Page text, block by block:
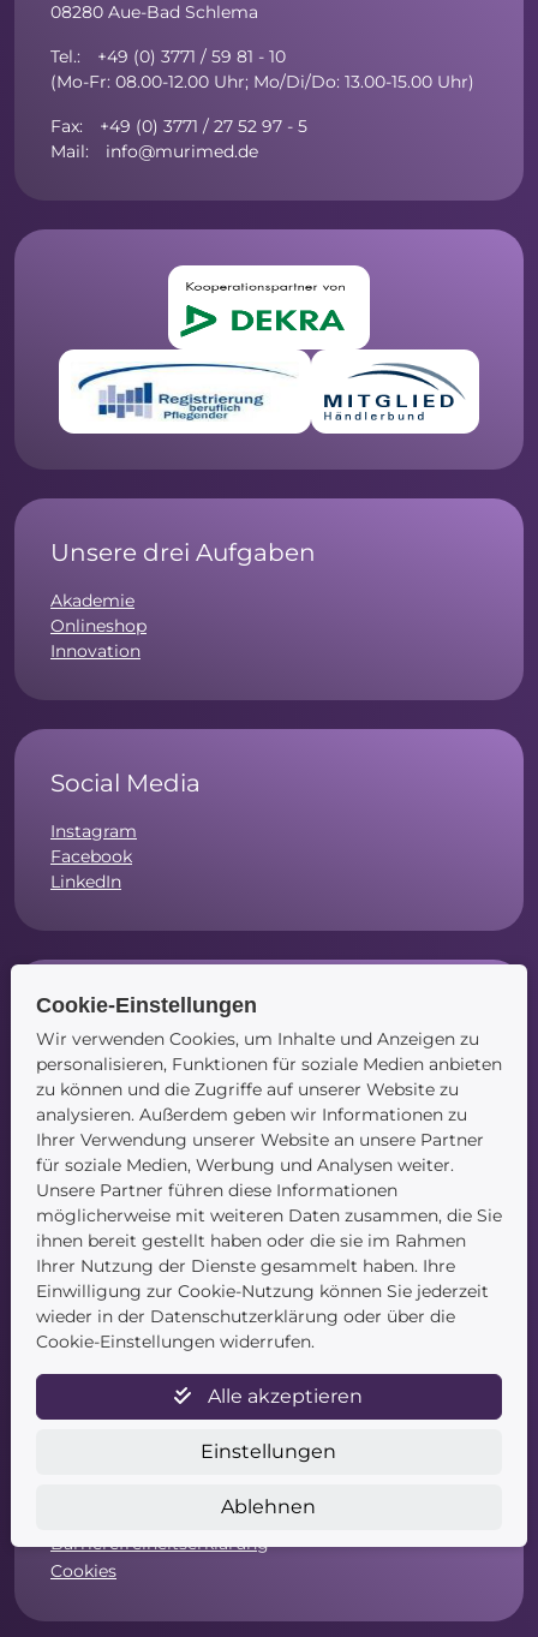
08280 Aue-Bad Schlema
Tel.: +49 (0) 3771 / 59 81 - 10
(Mo-Fr: 08.00-12.00 Uhr; Mo/Di/Do: 13.00-15.00 Uhr)
Fax: +49 (0) 3771 / 27 52 97 - 5
Mail: info@murimed.de
Unsere drei Aufgaben
Akademie
Onlineshop
Innovation
Social Media
Instagram
Facebook
LinkedIn
Navigation
Startseite
Blog
Kontakt
Service
Newsletter
Datenschutz
Widerrufsformular
Barrierefreiheitserklärung
Cookies
Cookie-Einstellungen
Wir verwenden Cookies, um Inhalte und Anzeigen zu
personalisieren, Funktionen für soziale Medien anbieten
zu können und die Zugriffe auf unserer Website zu
analysieren. Außerdem geben wir Informationen zu
Ihrer Verwendung unserer Website an unsere Partner
für soziale Medien, Werbung und Analysen weiter.
Unsere Partner führen diese Informationen
möglicherweise mit weiteren Daten zusammen, die Sie
ihnen bereit gestellt haben oder die sie im Rahmen
Ihrer Nutzung der Dienste gesammelt haben. Ihre
Einwilligung zur Cookie-Nutzung können Sie jederzeit
wieder in der Datenschutzerklärung oder über die
Cookie-Einstellungen widerrufen.
Alle akzeptieren
Einstellungen
Ablehnen